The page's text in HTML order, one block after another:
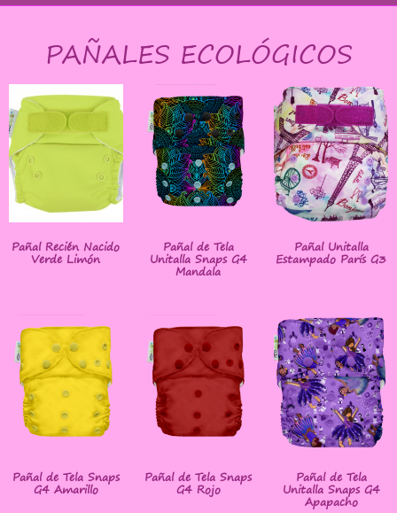
PAÑALES ECOLÓGICOS
Pañal Recién Nacido
Verde Limón
Pañal de Tela
Unitalla Snaps G4
Mandala
Pañal Unitalla
Estampado París G3
Pañal de Tela Snaps
G4 Amarillo
Pañal de Tela Snaps
G4 Rojo
Pañal de Tela
Unitalla Snaps G4
Apapacho